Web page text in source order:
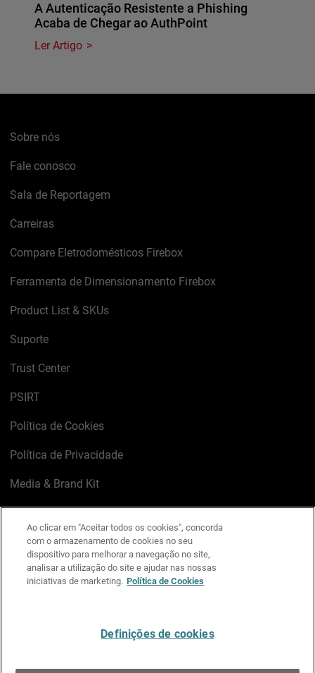
A Autenticação Resistente a Phishing
Acaba de Chegar ao AuthPoint
Ler Artigo
Sobre nós
Fale conosco
Sala de Reportagem
Carreiras
Compare Eletrodomésticos Firebox
Ferramenta de Dimensionamento Firebox
Product List & SKUs
Suporte
Trust Center
PSIRT
Política de Cookies
Política de Privacidade
Media & Brand Kit
LinkedIn
X FacebookInstagram
YouTube
Ao clicar em "Aceitar todos os cookies", concorda
com o armazenamento de cookies no seu
dispositivo para melhorar a navegação no site,
analisar a utilização do site e ajudar nas nossas
iniciativas de marketing. Política de Cookies
Definições de cookies